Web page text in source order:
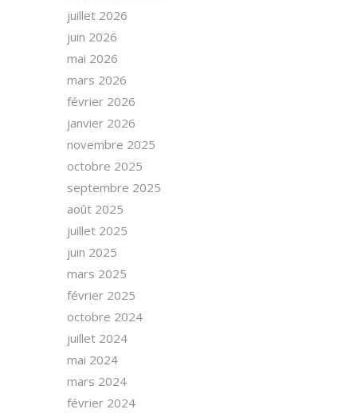
juillet 2026
juin 2026
mai 2026
mars 2026
février 2026
janvier 2026
novembre 2025
octobre 2025
septembre 2025
août 2025
juillet 2025
juin 2025
mars 2025
février 2025
octobre 2024
juillet 2024
mai 2024
mars 2024
février 2024